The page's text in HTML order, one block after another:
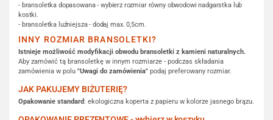
- bransoletka dopasowana - wybierz rozmiar równy obwodowi nadgarstka lub
kostki.
- bransoletka luźniejsza - dodaj max. 0,5cm.
INNY ROZMIAR BRANSOLETKI?
Istnieje możliwość modyfikacji obwodu bransoletki z kamieni naturalnych.
Aby zamówić tą bransoletkę w innym rozmiarze - podczas składania
zamówienia w polu "Uwagi do zamówienia" podaj preferowany rozmiar.
JAK PAKUJEMY BIŻUTERIĘ?
Opakowanie standard: ekologiczna koperta z papieru w kolorze jasnego brązu.